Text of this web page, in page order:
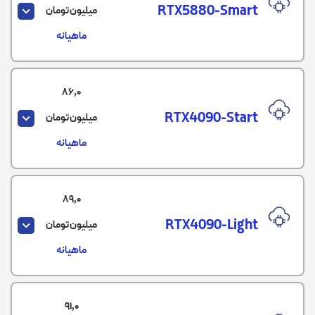
RTX5880-Smart
میلیون تومان
ماهیانه
RTX4090-Start
86,0
میلیون تومان
ماهیانه
RTX4090-Light
89,0
میلیون تومان
ماهیانه
91,0